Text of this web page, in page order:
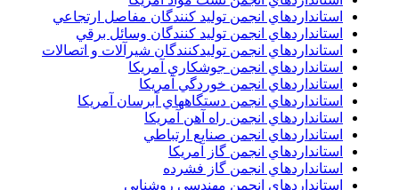
استانداردهاي انجمن توليد کنندگان مفاصل ارتجاعي
استانداردهاي انجمن توليد کنندگان وسائل برقي
استانداردهاي انجمن توليدکنندگان شيرآلات و اتصالات
استانداردهاي انجمن جوشکاري آمريکا
استانداردهاي انجمن خوردگي آمريکا
استانداردهاي انجمن دستگاههاي آبرسان آمريکا
استانداردهاي انجمن راه آهن آمريکا
استانداردهاي انجمن صنايع ارتباطي
استانداردهاي انجمن گاز آمريکا
استانداردهاي انجمن گاز فشرده
استانداردهاي انجمن مهندسي روشنايي